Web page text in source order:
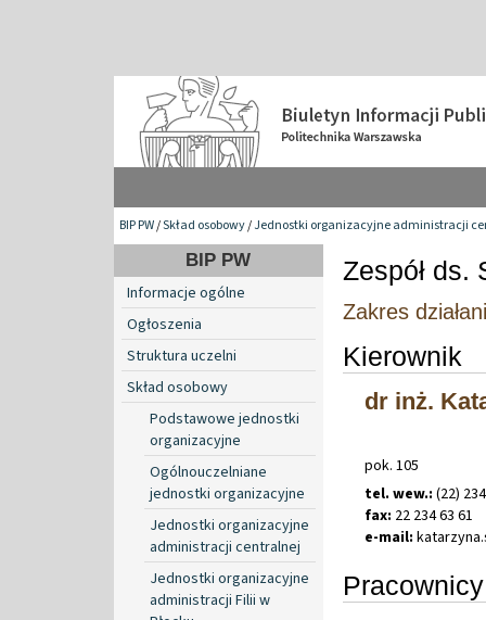
BIP PW/Skład osobowy/Jednostki organizacyjne administracji
BIP PW
Informacje ogólne
Ogłoszenia
Struktura uczelni
Skład osobowy
Podstawowe jednostki
organizacyjne
Ogólnouczelniane
jednostki organizacyjne
Jednostki organizacyjne
administracji centralnej
Jednostki organizacyjne
administracji Filii w
Zespół ds.
Zakres
Kierownik
dr inż.
pok. 105
tel. wew.: (22)
fax: 22 234 63 61
e-mail: katarzyna.